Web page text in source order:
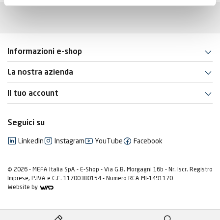
Informazioni e-shop
La nostra azienda
Il tuo account
Seguici su
LinkedIn Instagram YouTube Facebook
© 2026 - MEFA Italia SpA - E-Shop - Via G.B. Morgagni 16b - Nr. Iscr. Registro
Imprese, P.IVA e C.F. 11700380154 - Numero REA MI-1491170
Website by